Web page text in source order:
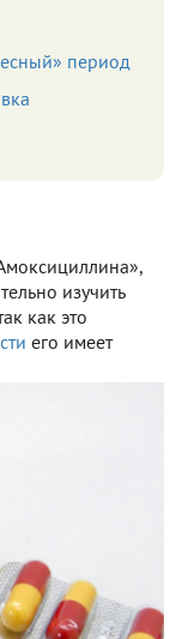
период
изучить
как это
его имеет